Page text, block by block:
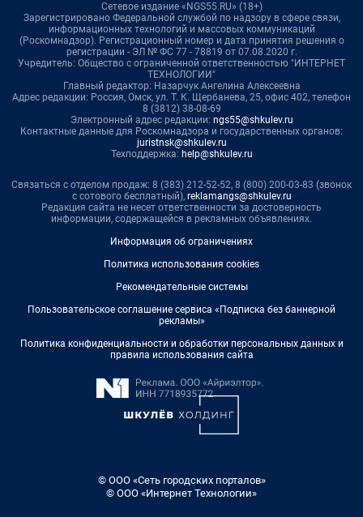
Сетевое издание «NGS55.RU» (18+)
Зарегистрировано Федеральной службой по надзору в сфере связи,
информационных технологий и массовых коммуникаций
(Роскомнадзор). Регистрационный номер и дата принятия решения о
регистрации - ЭЛ № ФС 77 - 78819 от 07.08.2020 г.
Учредитель: Общество с ограниченной ответственностью "ИНТЕРНЕТ
ТЕХНОЛОГИИ"
Главный редактор: Назарчук Ангелина Алексеевна
Адрес редакции: Россия, Омск, ул. Т. К. Щербанева, 25, офис 402, телефон
8 (3812) 38-08-69
Электронный адрес редакции: ngs55@shkulev.ru
Контактные данные для Роскомнадзора и государственных органов:
juristnsk@shkulev.ru
Техподдержка: help@shkulev.ru
Связаться с отделом продаж: 8 (383) 212-52-52, 8 (800) 200-03-83 (звонок
с сотового бесплатный), reklamangs@shkulev.ru
Редакция сайта не несет ответственности за достоверность
информации, содержащейся в рекламных объявлениях.
Информация об ограничениях
Политика использования cookies
Рекомендательные системы
Пользовательское соглашение сервиса «Подписка без баннерной
рекламы»
Политика конфиденциальности и обработки персональных данных и
правила использования сайта
© ООО «Сеть городских порталов»
© ООО «Интернет Технологии»